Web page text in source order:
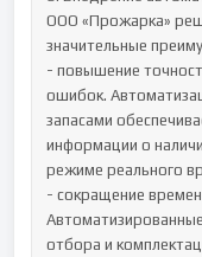
ООО «Прожарка»
значительные
- повышение
ошибок.
запасами
информации о
режиме реального
- сокращение
отбора и